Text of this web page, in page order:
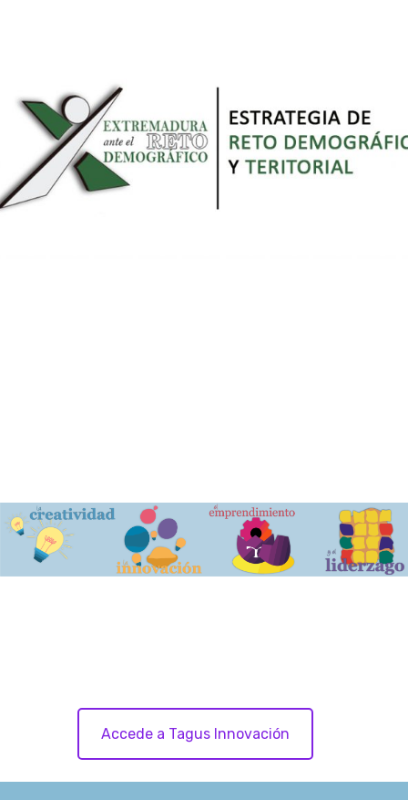
RETO DEMOGRÁFICO
Estrategia de reto demográfico y territorial
Accede a Tagus Innovación